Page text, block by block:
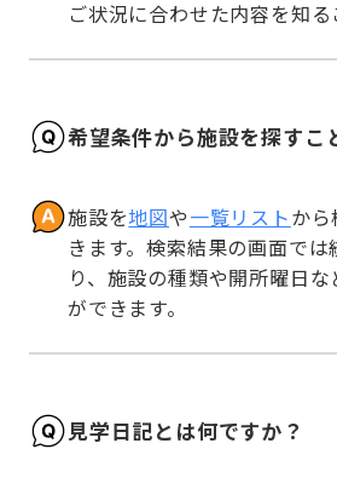
ご状況に合わせた内容を知る
希望条件から施設を探すこ
施設を地図や一覧リストか
きます。検索結果の画面で
り、施設の種類や開所曜日
ができます。
見学日記とは何ですか？